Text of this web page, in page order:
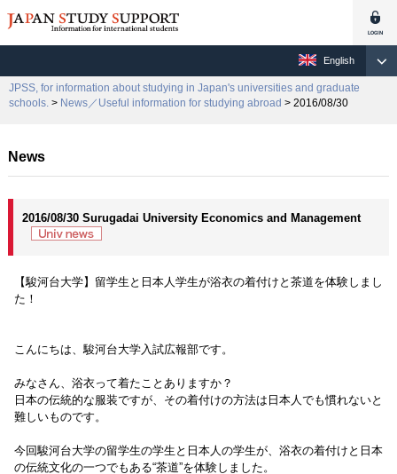
English
JPSS, for information about studying in Japan's universities and graduate
schools. > News／Useful information for studying abroad > 2016/08/30
News
2016/08/30 Surugadai University Economics and Management
【駿河台大学】留学生と日本人学生が浴衣の着付けと茶道を体験しまし
た！
こんにちは、駿河台大学入試広報部です。
みなさん、浴衣って着たことありますか？
日本の伝統的な服装ですが、その着付けの方法は日本人でも慣れないと
難しいものです。
今回駿河台大学の留学生の学生と日本人の学生が、浴衣の着付けと日本
の伝統文化の一つでもある“茶道”を体験しました。